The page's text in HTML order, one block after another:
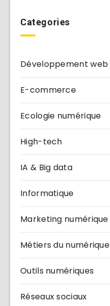
Categories
Développement web
E-commerce
Ecologie numérique
High-tech
IA & Big data
Informatique
Marketing numérique
Métiers du numérique
Outils numériques
Réseaux sociaux